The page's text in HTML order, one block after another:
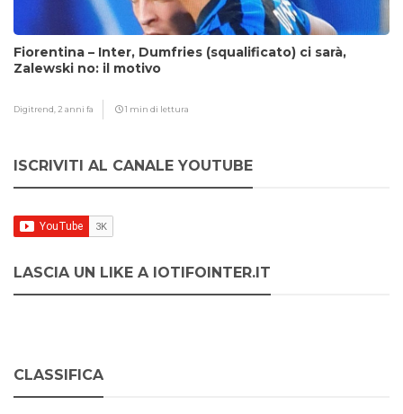
Fiorentina – Inter, Dumfries (squalificato) ci sarà,
Zalewski no: il motivo
Digitrend, 2 anni fa 1 min di lettura
ISCRIVITI AL CANALE YOUTUBE
LASCIA UN LIKE A IOTIFOINTER.IT
CLASSIFICA